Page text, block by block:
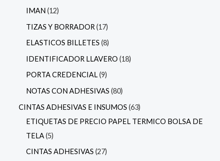
IMAN 12
TIZAS Y BORRADOR 17
ELASTICOS BILLETES 8
IDENTIFICADOR LLAVERO 18
PORTA CREDENCIAL 9
NOTAS CON ADHESIVAS 80
CINTAS ADHESIVAS E INSUMOS 63
ETIQUETAS DE PRECIO PAPEL TERMICO BOLSA DE
TELA 5
CINTAS ADHESIVAS 27